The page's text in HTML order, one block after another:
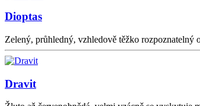
Dioptas
Zelený, průhledný, vzhledově těžko rozpoznatelný
Dravit